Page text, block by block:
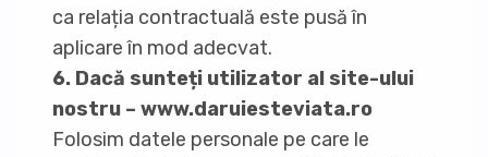
ca relația contractuală este pusă în
aplicare în mod adecvat.
6. Dacă sunteți utilizator al site-ului
nostru – www.daruiesteviata.ro
Folosim datele personale pe care le